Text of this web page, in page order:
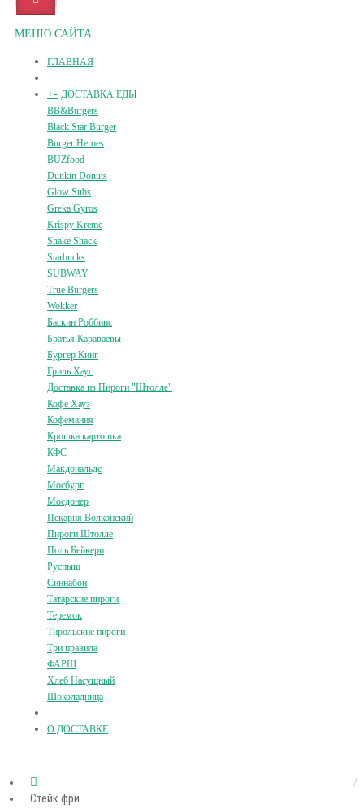
МЕНЮ САЙТА
ГЛАВНАЯ
+- ДОСТАВКА ЕДЫ
BB&Burgers
Black Star Burger
Burger Heroes
BUZfood
Dunkin Donuts
Glow Subs
Greka Gyros
Krispy Kreme
Shake Shack
Starbucks
SUBWAY
True Burgers
Wokker
Баскин Роббинс
Братья Караваевы
Бургер Кинг
Гриль Хаус
Доставка из Пироги "Штолле"
Кофе Хауз
Кофемания
Крошка картошка
КФС
Макдональдс
Мосбург
Мосдонер
Пекарня Волконский
Пироги Штолле
Поль Бейкери
Руспыш
Синнабон
Татарские пироги
Теремок
Тирольские пироги
Три правила
ФАРШ
Хлеб Насущный
Шоколадница
О ДОСТАВКЕ
Стейк фри